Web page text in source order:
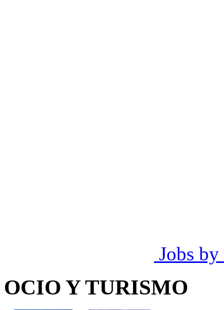
Jobs by
OCIO Y TURISMO